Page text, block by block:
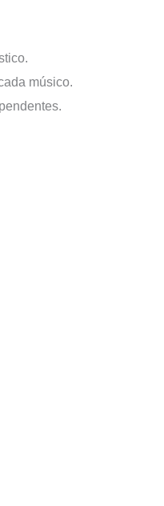
músico.